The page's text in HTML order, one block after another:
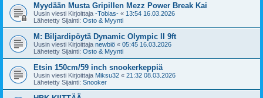
Myydään Musta Gripillen Mezz Power Break Kai
Uusin viesti Kirjoittaja -Tobias- « 13:54 16.03.2026
Lähetetty Sijainti: Osto & Myynti
M: Biljardipöytä Dynamic Olympic II 9ft
Uusin viesti Kirjoittaja newbiö « 05:45 16.03.2026
Lähetetty Sijainti: Osto & Myynti
Etsin 150cm/59 inch snookerkeppiä
Uusin viesti Kirjoittaja Miksu32 « 21:32 08.03.2026
Lähetetty Sijainti: Snooker